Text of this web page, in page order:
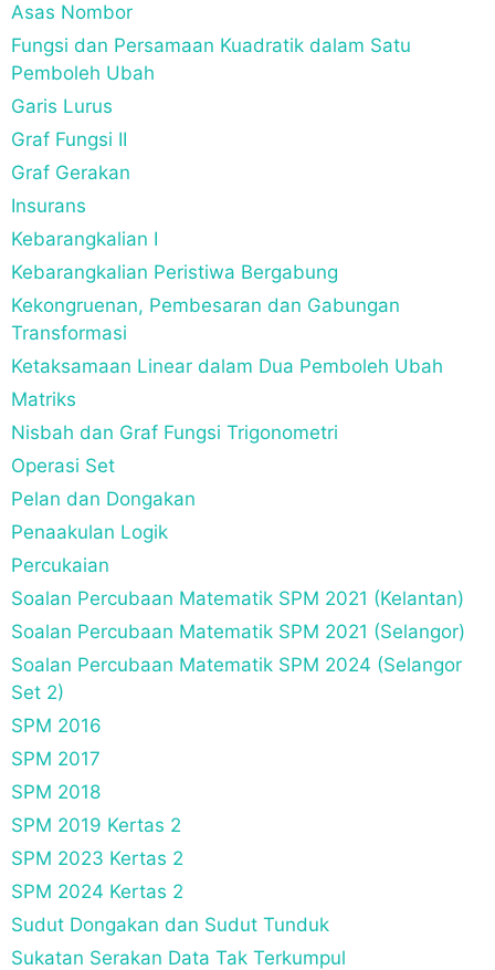
Asas Nombor
Fungsi dan Persamaan Kuadratik dalam Satu
Pemboleh Ubah
Garis Lurus
Graf Fungsi II
Graf Gerakan
Insurans
Kebarangkalian I
Kebarangkalian Peristiwa Bergabung
Kekongruenan, Pembesaran dan Gabungan
Transformasi
Ketaksamaan Linear dalam Dua Pemboleh Ubah
Matriks
Nisbah dan Graf Fungsi Trigonometri
Operasi Set
Pelan dan Dongakan
Penaakulan Logik
Percukaian
Soalan Percubaan Matematik SPM 2021 (Kelantan)
Soalan Percubaan Matematik SPM 2021 (Selangor)
Soalan Percubaan Matematik SPM 2024 (Selangor
Set 2)
SPM 2016
SPM 2017
SPM 2018
SPM 2019 Kertas 2
SPM 2023 Kertas 2
SPM 2024 Kertas 2
Sudut Dongakan dan Sudut Tunduk
Sukatan Serakan Data Tak Terkumpul